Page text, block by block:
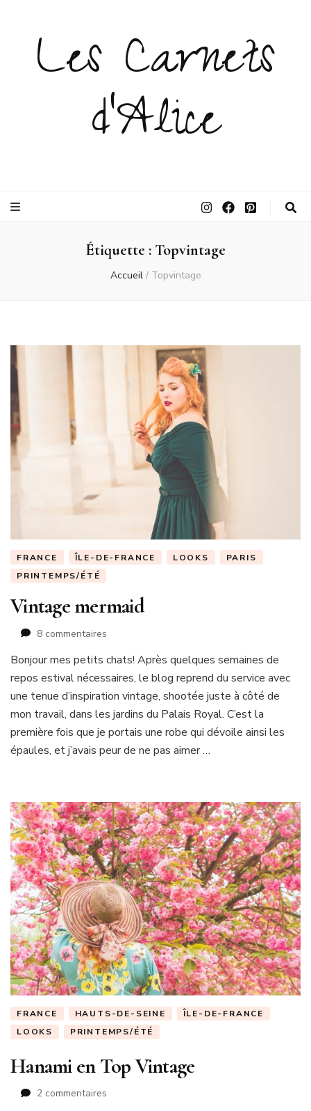
Les Carnets
d'Alice
Étiquette : Topvintage
Accueil / Topvintage
FRANCE ÎLE-DE-FRANCE LOOKS
PARIS
PRINTEMPS/ÉTÉ
Vintage mermaid
8 commentaires
mermaid
Bonjour mes petits chats! Après quelques semaines de
repos estival nécessaires, le blog reprend du service avec
une tenue d’inspiration vintage, shootée juste à côté de
mon travail, dans les jardins du Palais Royal. C’est la
première fois que je portais une robe qui dévoile ainsi les
épaules, et j’avais peur de ne pas aimer …
FRANCE HAUTS-DE-SEINE
ÎLE-DE-FRANCE
LOOKS
PRINTEMPS/ÉTÉ
Hanami en Top Vintage
2 commentaires